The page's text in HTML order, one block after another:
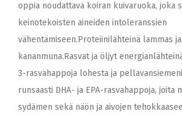
oppia noudattava koiran kuivaruoka, joka
keinotekoisten aineiden intoleranssien
vähentämiseen.Proteiinilähteinä lammas ja
kananmuna.Rasvat ja öljyt
3-rasvahappoja lohesta ja
runsaasti DHA- ja EPA-rasvahappoja, joita
sydämen sekä näön ja aivojen